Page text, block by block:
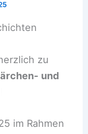
zu
und
im Rahmen